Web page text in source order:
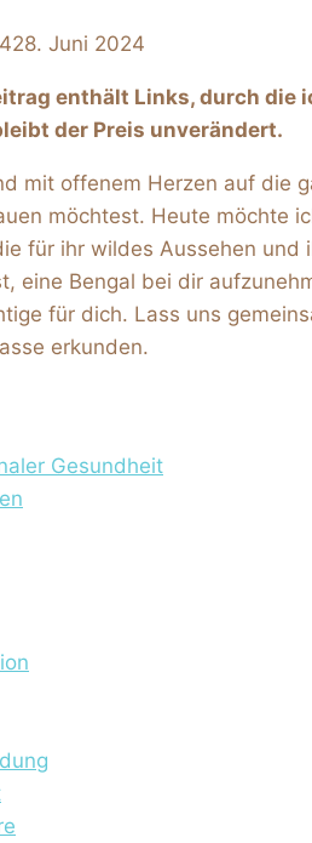
28. Juni 2024
enthält Links, durch die
der Preis unverändert.
mit offenem Herzen auf die
möchtest. Heute möchte
für ihr wildes Aussehen
eine Bengal bei dir
für dich. Lass uns
erkunden.
Gesundheit